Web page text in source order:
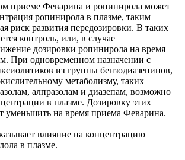
приеме Феварина и ропинирола может
ропинирола в плазме, таким
риск развития передозировки. В таких
контроль, или, в случае
дозировки ропинирола на время
При одновременном назначении с
из группы бензодиазепинов,
метаболизму, таких
алпразолам и диазепам, возможно
в плазме. Дозировку этих
уменьшить на время приема Феварина.
влияние на концентрацию
в плазме.